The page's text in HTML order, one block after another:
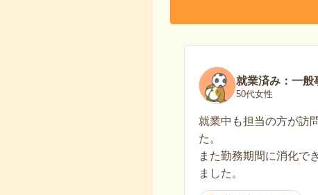
就業済み：一般
50代女性
就業中も担当の方が訪
た。
また勤務期間に消化で
ました。